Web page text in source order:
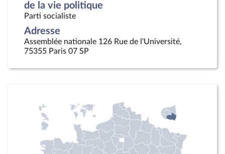
de la vie politique
Parti socialiste
Adresse
Assemblée nationale 126 Rue de l'Université,
75355 Paris 07 SP